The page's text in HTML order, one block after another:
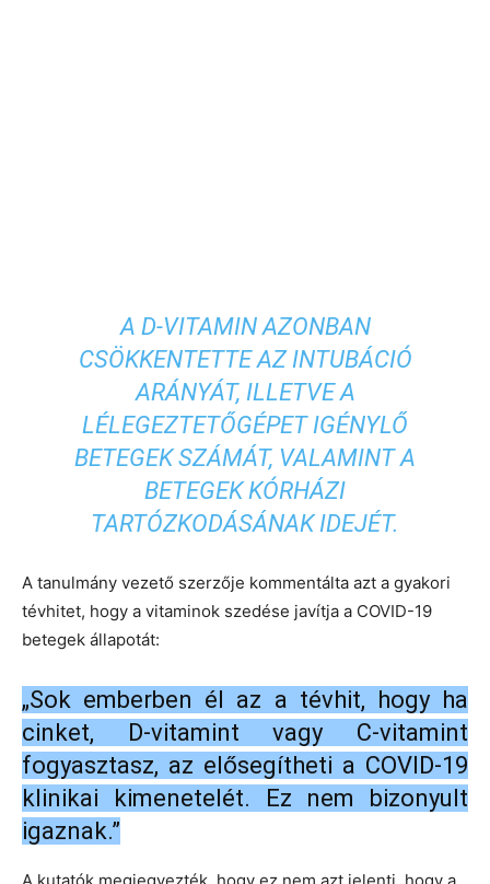
A D-VITAMIN AZONBAN
CSÖKKENTETTE AZ INTUBÁCIÓ
ARÁNYÁT, ILLETVE A
LÉLEGEZTETŐGÉPET IGÉNYLŐ
BETEGEK SZÁMÁT, VALAMINT A
BETEGEK KÓRHÁZI
TARTÓZKODÁSÁNAK IDEJÉT.
A tanulmány vezető szerzője kommentálta azt a gyakori
tévhitet, hogy a vitaminok szedése javítja a COVID-19
betegek állapotát:
„Sok emberben él az a tévhit, hogy ha
cinket, D-vitamint vagy C-vitamint
fogyasztasz, az elősegítheti a COVID-19
klinikai kimenetelét. Ez nem bizonyult
igaznak.”